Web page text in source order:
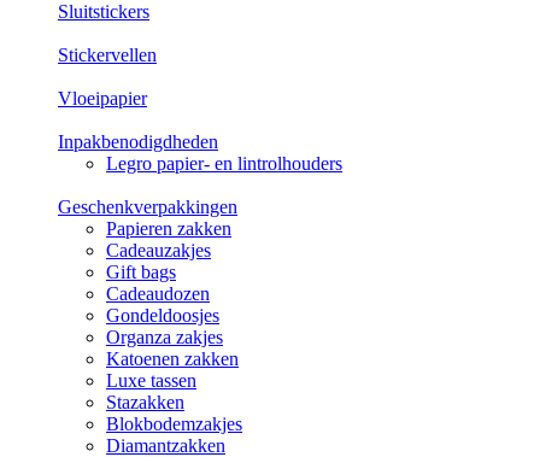
Sluitstickers
Stickervellen
Vloeipapier
Inpakbenodigdheden
Legro papier- en lintrolhouders
Geschenkverpakkingen
Papieren zakken
Cadeauzakjes
Gift bags
Cadeaudozen
Gondeldoosjes
Organza zakjes
Katoenen zakken
Luxe tassen
Stazakken
Blokbodemzakjes
Diamantzakken